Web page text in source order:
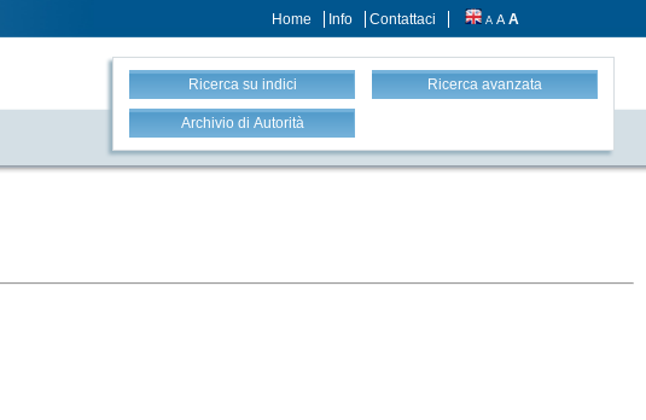
Home Info Contattaci A A A
Ricerca su indici Ricerca avanzata
Archivio di Autorità